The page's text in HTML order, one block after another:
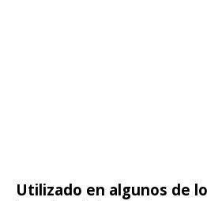
Utilizado en algunos de